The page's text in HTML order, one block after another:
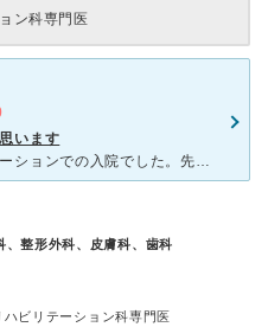
ン科専門医
います
家族の脳梗塞の回復期リハビリテーションでの入院でした。先生は、やさしく、親切です。不安なことも聴きやすいです。 個々の状態に応じた、車椅子を準備してもらえます。普通にある車椅子ではないです。まず、そ
、整形外科、皮膚科、歯科
ビリテーション科専門医